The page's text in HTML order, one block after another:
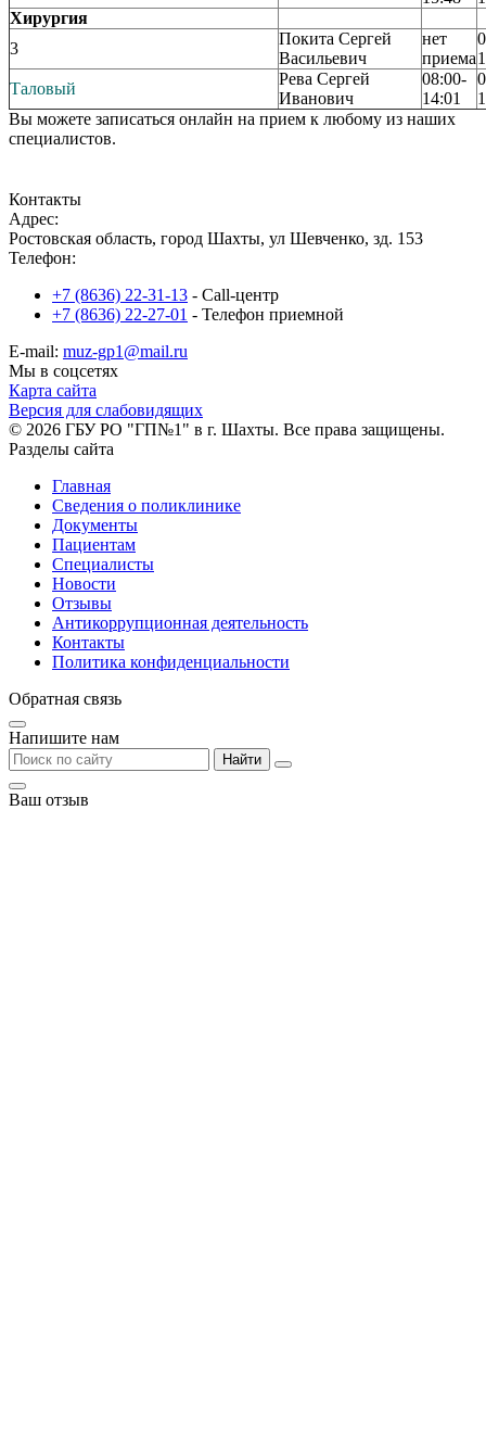
Хирургия
3
Покита Сергей
Васильевич
нет
приема
Таловый
Рева Сергей
Иванович
08:00-
14:01
Вы можете записаться онлайн на прием к любому из наших
специалистов.
Контакты
Адрес:
Ростовская область, город Шахты, ул Шевченко, зд. 153
Телефон:
+7 (8636) 22-31-13 - Call-центр
+7 (8636) 22-27-01 - Телефон приемной
E-mail: muz-gp1@mail.ru
Мы в соцсетях
Карта сайта
Версия для слабовидящих
© 2026 ГБУ РО "ГП№1" в г. Шахты. Все права защищены.
Разделы сайта
Главная
Сведения о поликлинике
Документы
Пациентам
Специалисты
Новости
Отзывы
Антикоррупционная деятельность
Контакты
Политика конфиденциальности
Обратная связь
Напишите нам
Найти
Ваш отзыв